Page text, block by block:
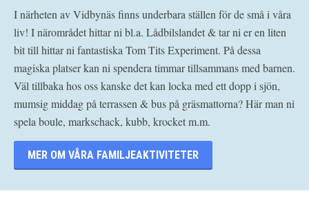
I närheten av Vidbynäs finns underbara ställen för de små i våra
liv! I närområdet hittar ni bl.a. Lådbilslandet & tar ni er en liten
bit till hittar ni fantastiska Tom Tits Experiment. På dessa
magiska platser kan ni spendera timmar tillsammans med barnen.
Väl tillbaka hos oss kanske det kan locka med ett dopp i sjön,
mumsig middag på terrassen & bus på gräsmattorna?Här man ni
spela boule, markschack, kubb, krocket m.m.
MER OM VÅRA FAMILJEAKTIVITETER